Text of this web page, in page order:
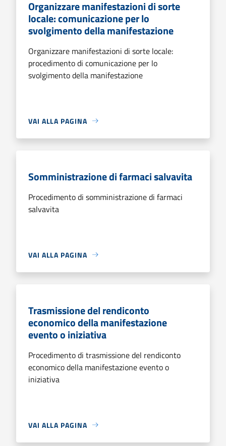
Organizzare manifestazioni di sorte
locale: comunicazione per lo
svolgimento della manifestazione
Organizzare manifestazioni di sorte locale:
procedimento di comunicazione per lo
svolgimento della manifestazione
VAI ALLA PAGINA
Somministrazione di farmaci salvavita
Procedimento di somministrazione di farmaci
salvavita
VAI ALLA PAGINA
Trasmissione del rendiconto
economico della manifestazione
evento o iniziativa
Procedimento di trasmissione del rendiconto
economico della manifestazione evento o
iniziativa
VAI ALLA PAGINA